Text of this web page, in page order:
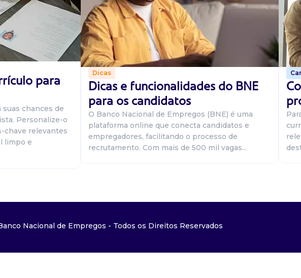
para
chances de
Personalize-o
chave relevantes
limpo e
Dicas
Dicas e funcionalidades do BNE
para os candidatos
O Banco Nacional de Empregos (BNE) é uma
plataforma online que conecta candidatos e
empregadores, facilitando o processo de
recrutamento. Com mais de 500 mil vagas...
Nacional de Empregos - Todos os Direitos Reservados